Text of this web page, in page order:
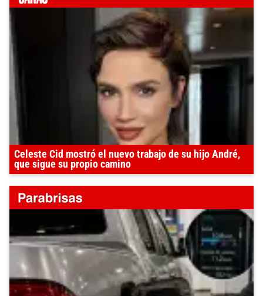
Celeste Cid mostró el nuevo trabajo de su hijo André,
que sigue su propio camino